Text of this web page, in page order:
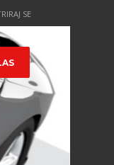
SE